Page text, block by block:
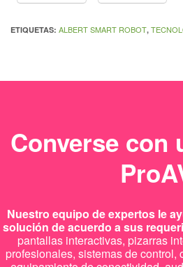
ETIQUETAS: ALBERT SMART ROBOT,
Converse con
Nuestro equipo de expertos le
solución de acuerdo a sus
pantallas interactivas, pizarras
profesionales, sistemas de